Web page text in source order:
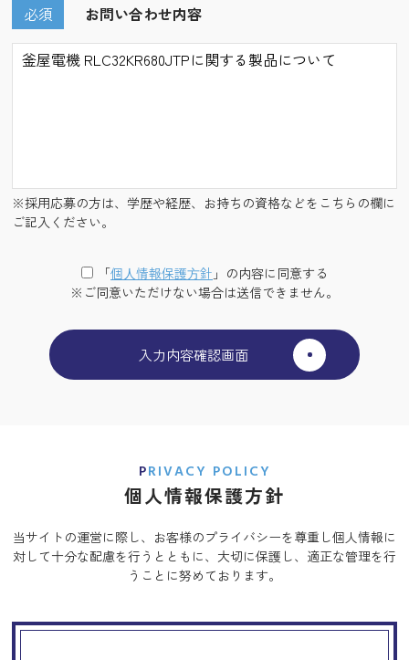
お問い合わせ内容
必須
※採用応募の方は、学歴や経歴、お持ちの資格などをこちらの欄に
ご記入ください。
「個⼈情報保護⽅針 」の内容に同意する
※ご同意いただけない場合は送信できません。
PRIVACY POLICY
個人情報保護方針
当サイトの運営に際し、お客様のプライバシーを尊重し個人情報に
対して十分な配慮を行うとともに、 大切に保護し、適正な管理を行
うことに努めております。